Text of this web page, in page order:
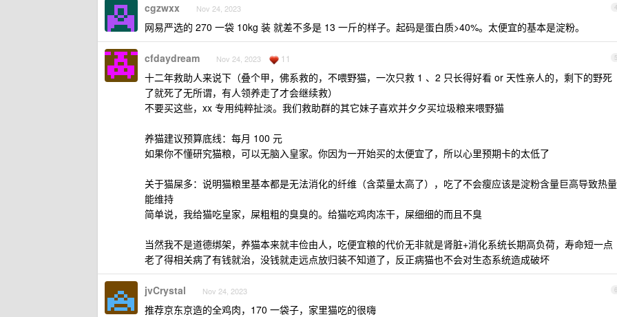
4
cgzwxx Nov 24, 2023
网易严选的 270 一袋 10kg 装 就差不多是 13 一斤的样子。起码是蛋白质>40%。太便宜的基本是淀粉。
5
cfdaydream Nov 24, 2023 11
十二年救助人来说下（叠个甲，佛系救的，不喂野猫，一次只救 1 、2 只长得好看 or 天性亲人的，剩下的野死
了就死了无所谓，有人领养走了才会继续救）
不要买这些，xx 专用纯粹扯淡。我们救助群的其它妹子喜欢并夕夕买垃圾粮来喂野猫
养猫建议预算底线：每月 100 元
如果你不懂研究猫粮，可以无脑入皇家。你因为一开始买的太便宜了，所以心里预期卡的太低了
关于猫屎多：说明猫粮里基本都是无法消化的纤维（含菜量太高了），吃了不会瘦应该是淀粉含量巨高导致热量
能维持
简单说，我给猫吃皇家，屎粗粗的臭臭的。给猫吃鸡肉冻干，屎细细的而且不臭
当然我不是道德绑架，养猫本来就丰俭由人，吃便宜粮的代价无非就是肾脏+消化系统长期高负荷，寿命短一点
老了得相关病了有钱就治，没钱就走远点放归装不知道了，反正病猫也不会对生态系统造成破坏
6
jvCrystal Nov 24, 2023
推荐京东京造的全鸡肉，170 一袋子，家里猫吃的很嗨